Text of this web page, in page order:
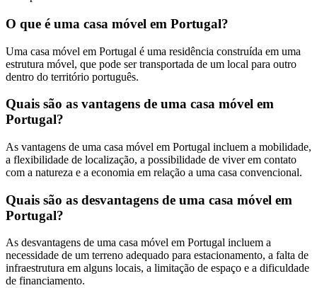
O que é uma casa móvel em Portugal?
Uma casa móvel em Portugal é uma residência construída em uma
estrutura móvel, que pode ser transportada de um local para outro
dentro do território português.
Quais são as vantagens de uma casa móvel em
Portugal?
As vantagens de uma casa móvel em Portugal incluem a mobilidade,
a flexibilidade de localização, a possibilidade de viver em contato
com a natureza e a economia em relação a uma casa convencional.
Quais são as desvantagens de uma casa móvel em
Portugal?
As desvantagens de uma casa móvel em Portugal incluem a
necessidade de um terreno adequado para estacionamento, a falta de
infraestrutura em alguns locais, a limitação de espaço e a dificuldade
de financiamento.